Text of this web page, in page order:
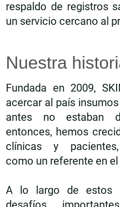
respaldo de registros
un servicio cercano al
Nuestra
Fundada en 2009,
acercar al país
antes no estaban
entonces, hemos
clínicas y
como un referente en
A lo largo de estos